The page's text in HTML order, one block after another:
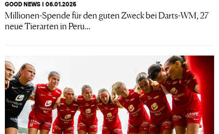
GOOD NEWS I 06.01.2025
Millionen-Spende für den guten Zweck bei Darts-WM, 27
neue Tierarten in Peru...